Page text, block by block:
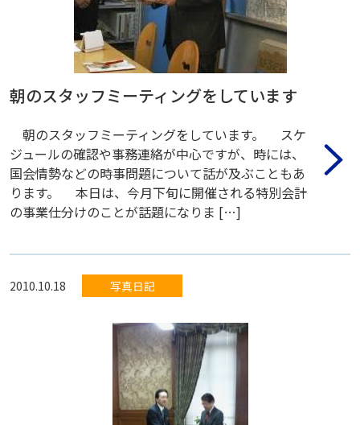
朝のスタッフミーティングをしています
朝のスタッフミーティングをしています。 スケ
ジュールの確認や事務連絡が中心ですが、時には、
国会情勢などの時事問題について話が及ぶこともあ
ります。 本日は、今月下旬に開催される特別会計
の事業仕分けのことが話題になりま […]
2010.10.18 写真日記